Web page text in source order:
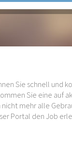
Sie schnell und
Sie eine auf
mehr alle
Portal den Job